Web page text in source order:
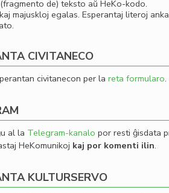
de) teksto aŭ HeKo-kodo.
majuskloj egalas. Esperantaj literoj
CIVITANECO
civitanecon per la reta formularo.
al la Telegram-kanalo por resti ĝisdata
HeKomunikoj kaj por komenti ilin.
KULTURSERVO